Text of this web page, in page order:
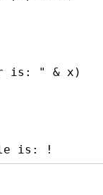
is: " & x)
is: !